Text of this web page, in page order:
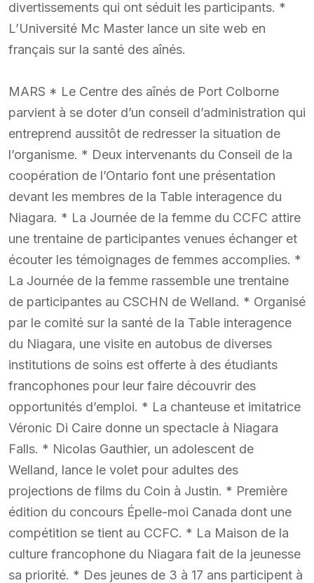
divertissements qui ont séduit les participants. *
L’Université Mc Master lance un site web en
français sur la santé des aînés.
MARS * Le Centre des aînés de Port Colborne
parvient à se doter d’un conseil d’administration qui
entreprend aussitôt de redresser la situation de
l’organisme. * Deux intervenants du Conseil de la
coopération de l’Ontario font une présentation
devant les membres de la Table interagence du
Niagara. * La Journée de la femme du CCFC attire
une trentaine de participantes venues échanger et
écouter les témoignages de femmes accomplies. *
La Journée de la femme rassemble une trentaine
de participantes au CSCHN de Welland. * Organisé
par le comité sur la santé de la Table interagence
du Niagara, une visite en autobus de diverses
institutions de soins est offerte à des étudiants
francophones pour leur faire découvrir des
opportunités d’emploi. * La chanteuse et imitatrice
Véronic Di Caire donne un spectacle à Niagara
Falls. * Nicolas Gauthier, un adolescent de
Welland, lance le volet pour adultes des
projections de films du Coin à Justin. * Première
édition du concours Épelle-moi Canada dont une
compétition se tient au CCFC. * La Maison de la
culture francophone du Niagara fait de la jeunesse
sa priorité. * Des jeunes de 3 à 17 ans participent à